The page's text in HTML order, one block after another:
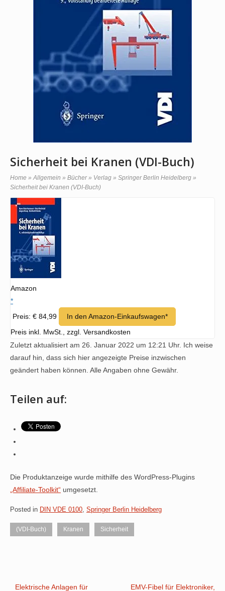
Sicherheit bei Kranen (VDI-Buch)
Home » Allgemein » Bücher » Verlag » Springer Berlin Heidelberg »
Sicherheit bei Kranen (VDI-Buch)
Amazon
*
Preis: € 84,99
In den Amazon-Einkaufswagen*
Preis inkl. MwSt., zzgl. Versandkosten
Zuletzt aktualisiert am 26. Januar 2022 um 12:21 Uhr. Ich weise
darauf hin, dass sich hier angezeigte Preise inzwischen
geändert haben können. Alle Angaben ohne Gewähr.
Teilen auf:
Die Produktanzeige wurde mithilfe des WordPress-Plugins
„Affiliate-Toolkit“ umgesetzt.
Posted in DIN VDE 0100, Springer Berlin Heidelberg
(VDI-Buch) Kranen Sicherheit
Elektrische Anlagen für
EMV-Fibel für Elektroniker,